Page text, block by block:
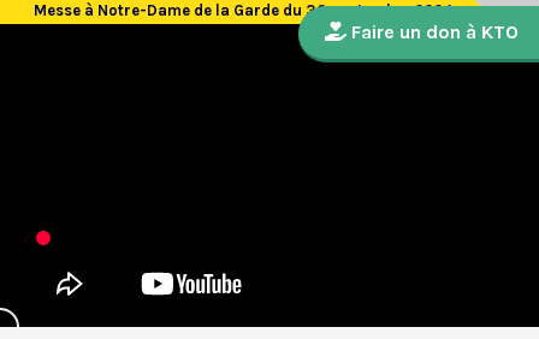
Messe à Notre-Dame de la Garde du 30 septembre 2024
Faire un don à KTO